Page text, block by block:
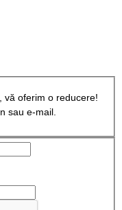
vă oferim o reducere!
sau e-mail.